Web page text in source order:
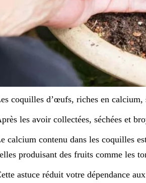
coquilles d’œufs, riches en
les avoir collectées, séchées et
calcium contenu dans les coquilles
produisant des fruits comme les
astuce réduit votre dépendance